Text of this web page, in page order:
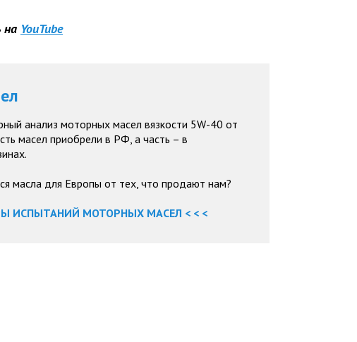
на YouTube
анализ моторных масел вязкости 5W-40 от
масел приобрели в РФ, а часть – в
масла для Европы от тех, что продают нам?
ИСПЫТАНИЙ МОТОРНЫХ МАСЕЛ < < <